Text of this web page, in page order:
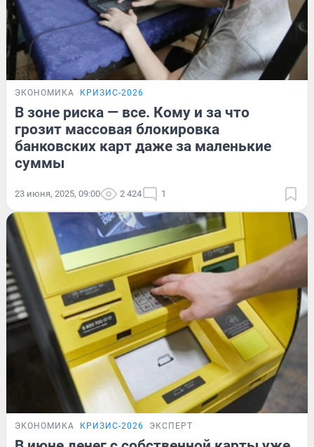
ЭКОНОМИКА КРИЗИС-2026
В зоне риска — все. Кому и за что
грозит массовая блокировка
банковских карт даже за маленькие
суммы
23 июня, 2025, 09:00 2 424 1
ЭКОНОМИКА КРИЗИС-2026 ЭКСПЕРТ